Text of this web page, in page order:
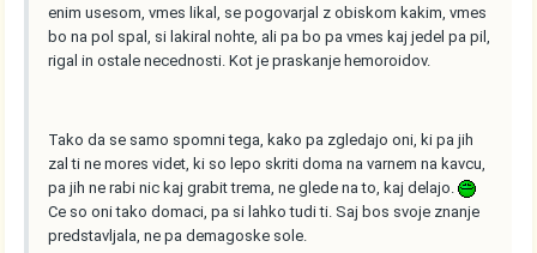
enim usesom, vmes likal, se pogovarjal z obiskom kakim, vmes
bo na pol spal, si lakiral nohte, ali pa bo pa vmes kaj jedel pa pil,
rigal in ostale necednosti. Kot je praskanje hemoroidov.
Tako da se samo spomni tega, kako pa zgledajo oni, ki pa jih
zal ti ne mores videt, ki so lepo skriti doma na varnem na kavcu,
pa jih ne rabi nic kaj grabit trema, ne glede na to, kaj delajo.
Ce so oni tako domaci, pa si lahko tudi ti. Saj bos svoje znanje
predstavljala, ne pa demagoske sole.